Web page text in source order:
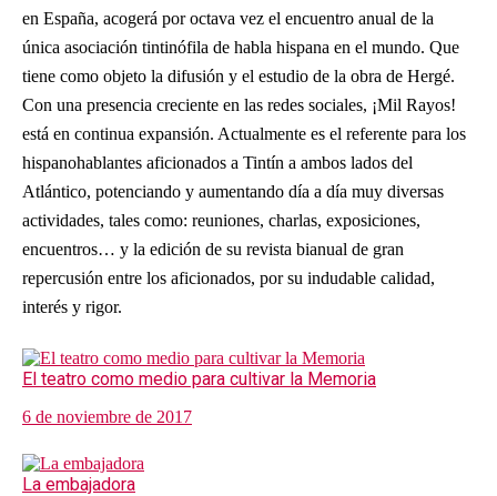
en España, acogerá por octava vez el encuentro anual de la
única asociación tintinófila de habla hispana en el mundo. Que
tiene como objeto la difusión y el estudio de la obra de Hergé.
Con una presencia creciente en las redes sociales, ¡Mil Rayos!
está en continua expansión. Actualmente es el referente para los
hispanohablantes aficionados a Tintín a ambos lados del
Atlántico, potenciando y aumentando día a día muy diversas
actividades, tales como: reuniones, charlas, exposiciones,
encuentros… y la edición de su revista bianual de gran
repercusión entre los aficionados, por su indudable calidad,
interés y rigor.
El teatro como medio para cultivar la Memoria
6 de noviembre de 2017
La embajadora